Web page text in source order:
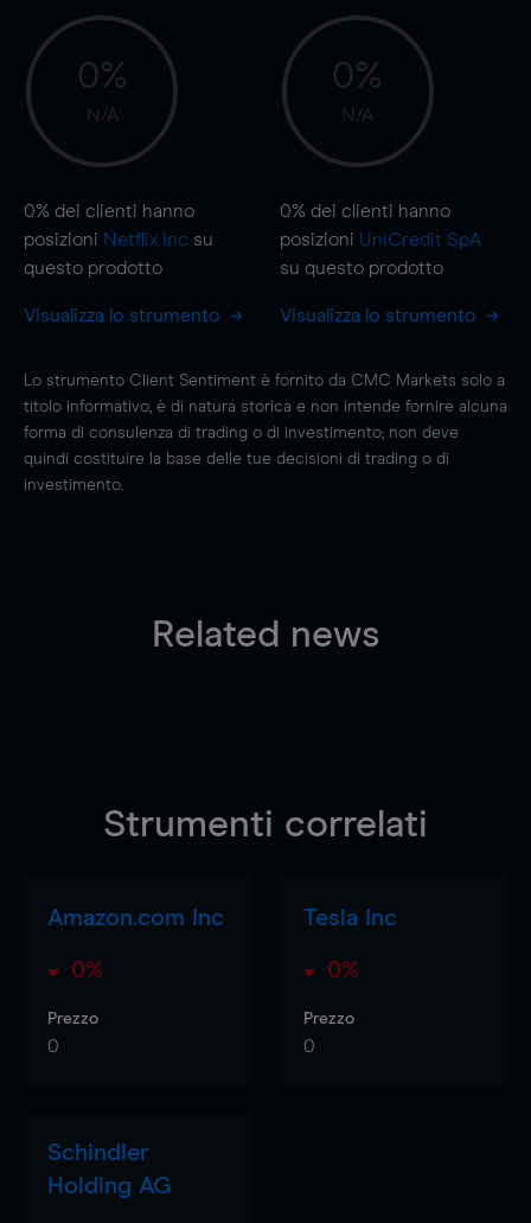
0%
N/A
0% dei clienti hanno
posizioni Netflix Inc su
questo prodotto
Visualizza lo strumento
0%
N/A
0% dei clienti hanno
posizioni UniCredit SpA
su questo prodotto
Visualizza lo strumento
Lo strumento Client Sentiment è fornito da CMC Markets solo a
titolo informativo, è di natura storica e non intende fornire alcuna
forma di consulenza di trading o di investimento; non deve
quindi costituire la base delle tue decisioni di trading o di
investimento.
Related news
Strumenti correlati
Amazon.com Inc
0%
Prezzo
0
Tesla Inc
0%
Prezzo
0
Schindler
Holding AG